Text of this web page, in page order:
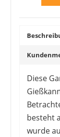
Diese
besteht
wurde